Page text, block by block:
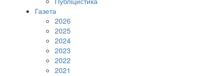
Газета
2026
2025
2024
2023
2022
2021